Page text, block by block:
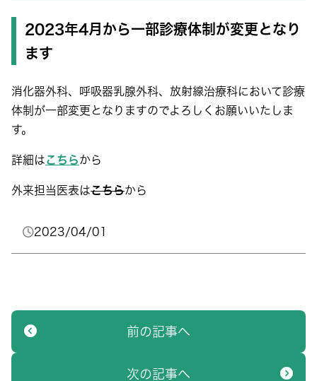
2023年4月から一部診療体制が変更となり
ます
消化器外科、呼吸器乳腺外科、放射線治療科において診療
体制が一部変更となりますのでよろしくお願いいたしま
す。
詳細はこちらから
外来担当医表はこちらから
2023/04/01
前の記事へ
次の記事へ